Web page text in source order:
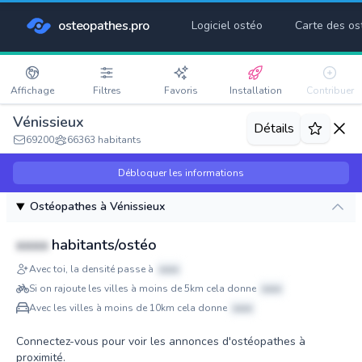
osteopathes.pro Logiciel ostéo Carte des
Affichage Filtres Favoris Installation Contribuer
Vénissieux
69200 66363 habitants
Détails
Débloquer les informations
Ostéopathes à Vénissieux
xxxx habitants/ostéo
Avec toi, la densité passe à
xxxx
Si on rajoute les villes à moins de 5km cela donne
xxxx
Avec les villes à moins de 10km cela donne
xxxx
Connectez-vous pour voir les annonces d'ostéopathes à
proximité.